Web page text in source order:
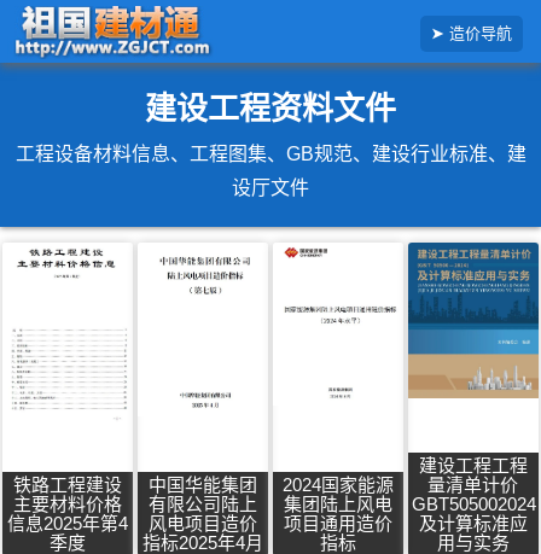
信
息
造价导航
建设工程资料文件
工程设备材料信息、工程图集、GB规范、建设行业标准、建
设厅文件
铁路工程建设
主要材料价格
信息2025年第4
季度
中国华能集团
有限公司陆上
风电项目造价
指标2025年4月
2024国家能源
集团陆上风电
项目通用造价
指标
建设工程工程
量清单计价
GBT505002024
及计算标准应
用与实务